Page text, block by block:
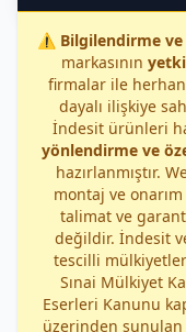
⚠️ Bilgilendirme
markasının
firmalar ile
dayalı ilişkiye
İndesit ürünleri
yönlendirme ve
hazırlanmıştır.
montaj ve
talimat ve
değildir. İndesit
tescilli
Sınai Mülkiyet
Eserleri Kanunu
üzerinden